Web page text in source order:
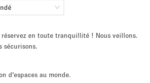
réservez en toute tranquillité ! Nous veillons.
sécurisons.
d'espaces au monde.